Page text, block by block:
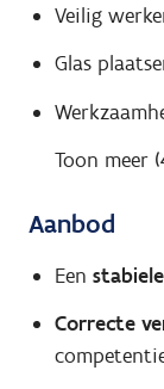
Veilig
Glas
Toon meer
Aanbod
Een
Correcte